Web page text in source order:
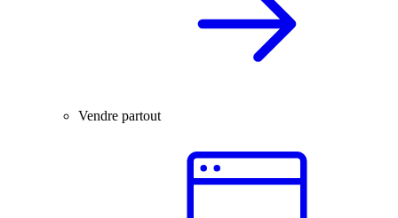
Vendre partout